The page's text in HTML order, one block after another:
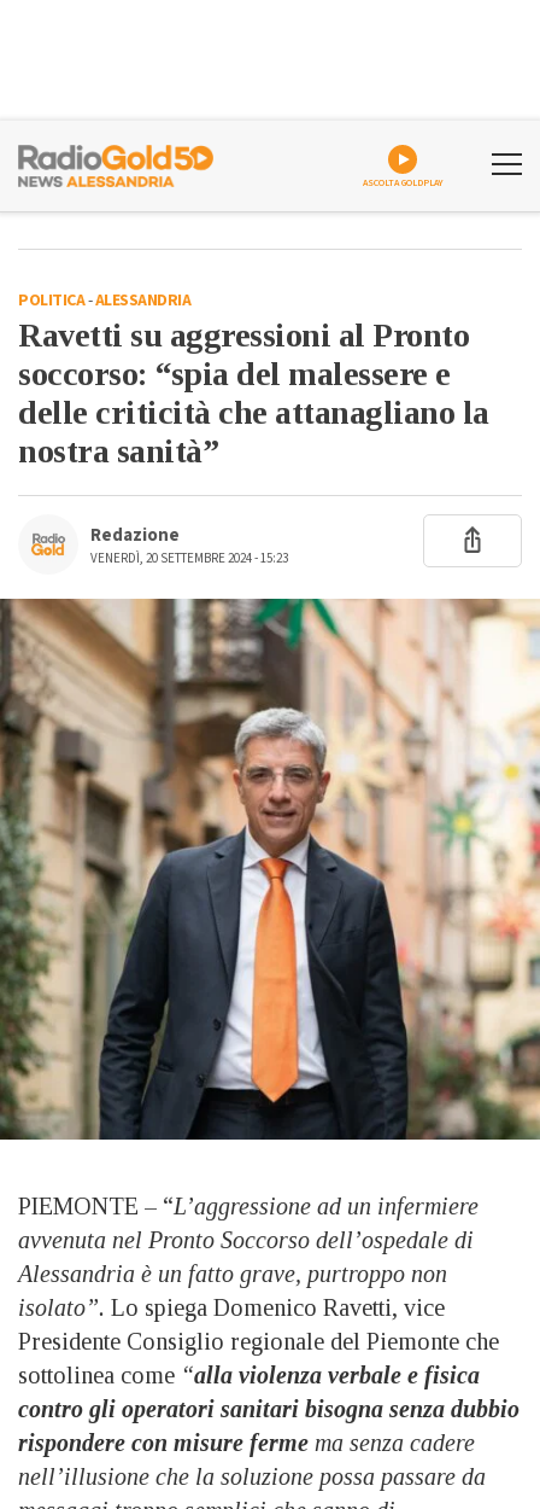
ASCOLTA GOLDPLAY
POLITICA-ALESSANDRIA
Ravetti su aggressioni al Pronto
soccorso: “spia del malessere e
delle criticità che attanagliano la
nostra sanità”
Redazione
VENERDÌ, 20 SETTEMBRE 2024 - 15:23
PIEMONTE – “L’aggressione ad un infermiere
avvenuta nel Pronto Soccorso dell’ospedale di
Alessandria è un fatto grave, purtroppo non
isolato”. Lo spiega Domenico Ravetti, vice
Presidente Consiglio regionale del Piemonte che
sottolinea come “alla violenza verbale e fisica
contro gli operatori sanitari bisogna senza dubbio
rispondere con misure ferme ma senza cadere
nell’illusione che la soluzione possa passare da